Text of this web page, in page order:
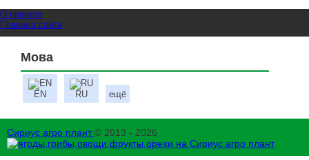
О проекте
Правила сайта
Мова
EN RU ещё
Сириус агро плант© 2013 - 2026